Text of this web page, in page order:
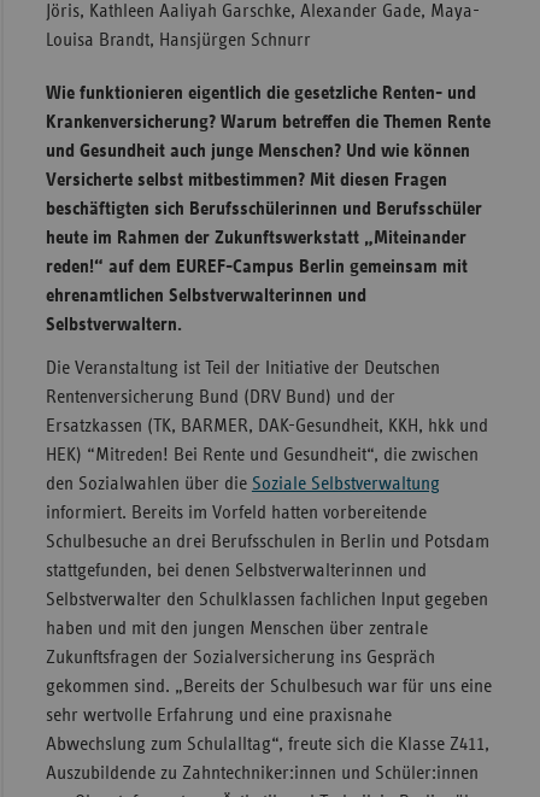
Jöris, Kathleen Aaliyah Garschke, Alexander Gade, Maya-
Louisa Brandt, Hansjürgen Schnurr
Wie funktionieren eigentlich die gesetzliche Renten- und
Krankenversicherung? Warum betreffen die Themen Rente
und Gesundheit auch junge Menschen? Und wie können
Versicherte selbst mitbestimmen? Mit diesen Fragen
beschäftigten sich Berufsschülerinnen und Berufsschüler
heute im Rahmen der Zukunftswerkstatt „Miteinander
reden!“ auf dem EUREF-Campus Berlin gemeinsam mit
ehrenamtlichen Selbstverwalterinnen und
Selbstverwaltern.
Die Veranstaltung ist Teil der Initiative der Deutschen
Rentenversicherung Bund (DRV Bund) und der
Ersatzkassen (TK, BARMER, DAK-Gesundheit, KKH, hkk und
HEK) “Mitreden! Bei Rente und Gesundheit“, die zwischen
den Sozialwahlen über die Soziale Selbstverwaltung
informiert. Bereits im Vorfeld hatten vorbereitende
Schulbesuche an drei Berufsschulen in Berlin und Potsdam
stattgefunden, bei denen Selbstverwalterinnen und
Selbstverwalter den Schulklassen fachlichen Input gegeben
haben und mit den jungen Menschen über zentrale
Zukunftsfragen der Sozialversicherung ins Gespräch
gekommen sind. „Bereits der Schulbesuch war für uns eine
sehr wertvolle Erfahrung und eine praxisnahe
Abwechslung zum Schulalltag“, freute sich die Klasse Z411,
Auszubildende zu Zahntechniker:innen und Schüler:innen